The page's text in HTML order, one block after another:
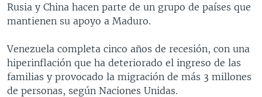
Rusia y China hacen parte de un grupo de países que
mantienen su apoyo a Maduro.
Venezuela completa cinco años de recesión, con una
hiperinflación que ha deteriorado el ingreso de las
familias y provocado la migración de más 3 millones
de personas, según Naciones Unidas.